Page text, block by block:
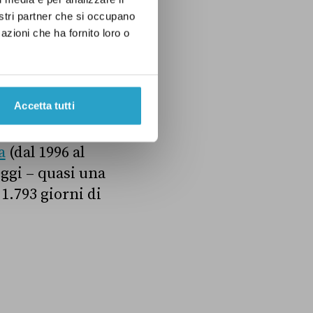
partner che si occupano
che ha fornito loro o
Accetta tutti
approvò 391
“record”
(dal 1996 al
– quasi una
giorni di